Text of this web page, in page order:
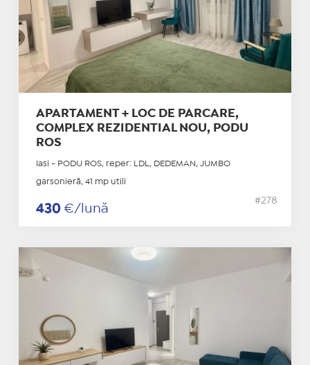
APARTAMENT + LOC DE PARCARE,
COMPLEX REZIDENTIAL NOU, PODU
ROS
Iasi - PODU ROS, reper: LDL, DEDEMAN, JUMBO
garsonieră, 41 mp utili
430 €/lună
#278